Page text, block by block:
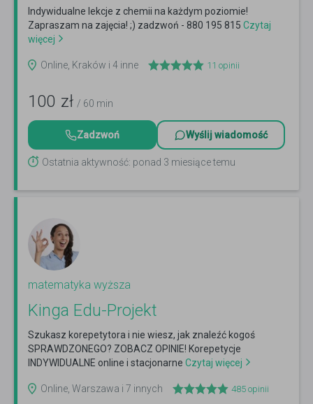
Indywidualne lekcje z chemii na każdym poziomie!
Zapraszam na zajęcia! ;) zadzwoń - 880 195 815 Czytaj
więcej
Online, Kraków i 4 inne 11 opinii
100 zł / 60 min
Zadzwoń Wyślij wiadomość
Ostatnia aktywność: ponad 3 miesiące temu
matematyka wyższa
Kinga Edu-Projekt
Szukasz korepetytora i nie wiesz, jak znaleźć kogoś
SPRAWDZONEGO? ZOBACZ OPINIE! Korepetycje
INDYWIDUALNE online i stacjonarne Czytaj więcej
Online, Warszawa i 7 innych 485 opinii